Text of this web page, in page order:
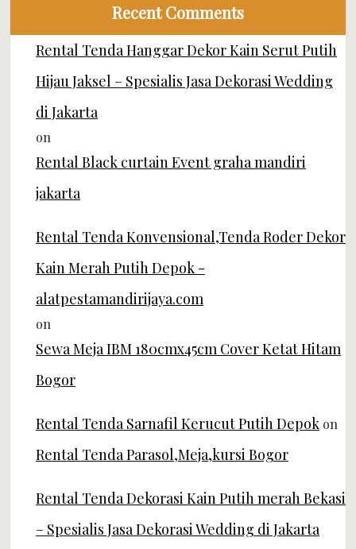
Recent Comments
Rental Tenda Hanggar Dekor Kain Serut Putih
Hijau Jaksel – Spesialis Jasa Dekorasi Wedding
di Jakarta
on
Rental Black curtain Event graha mandiri
jakarta
Rental Tenda Konvensional,Tenda Roder Dekor
Kain Merah Putih Depok -
alatpestamandirijaya.com
on
Sewa Meja IBM 180cmx45cm Cover Ketat Hitam
Bogor
Rental Tenda Sarnafil Kerucut Putih Depok on
Rental Tenda Parasol,Meja,kursi Bogor
Rental Tenda Dekorasi Kain Putih merah Bekasi
– Spesialis Jasa Dekorasi Wedding di Jakarta